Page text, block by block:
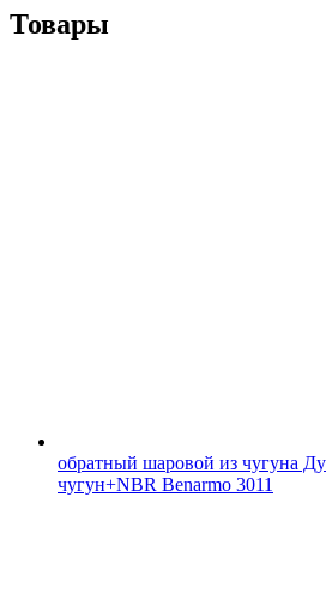
Товары
обратный шаровой из чугуна
чугун+NBR Benarmo 3011